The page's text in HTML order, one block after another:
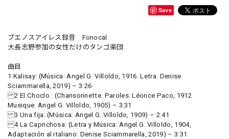
Save
ブエノスアイレス録音 Fonocal
大長志野参加の女性だけのタンゴ楽団
曲目
1 Kalisay: (Música: Angel G. Villoldo, 1916. Letra: Denise
Sciammarella, 2019) – 3:26
2 El Choclo : (Chansonnette. Paroles: Léonce Paco, 1912
Musique: Angel G. Villoldo, 1905) – 3:31
3 Una fija: (Música: Angel G. Villoldo, 1909) – 2:41
4 La Caprichosa: (Letra y Música: Angel G. Villoldo, 1904,
Adaptación al italiano: Denise Sciammarella, 2019) – 3:31